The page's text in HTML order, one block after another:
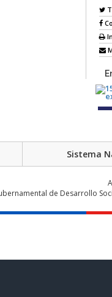
Sistema
de Desarrollo